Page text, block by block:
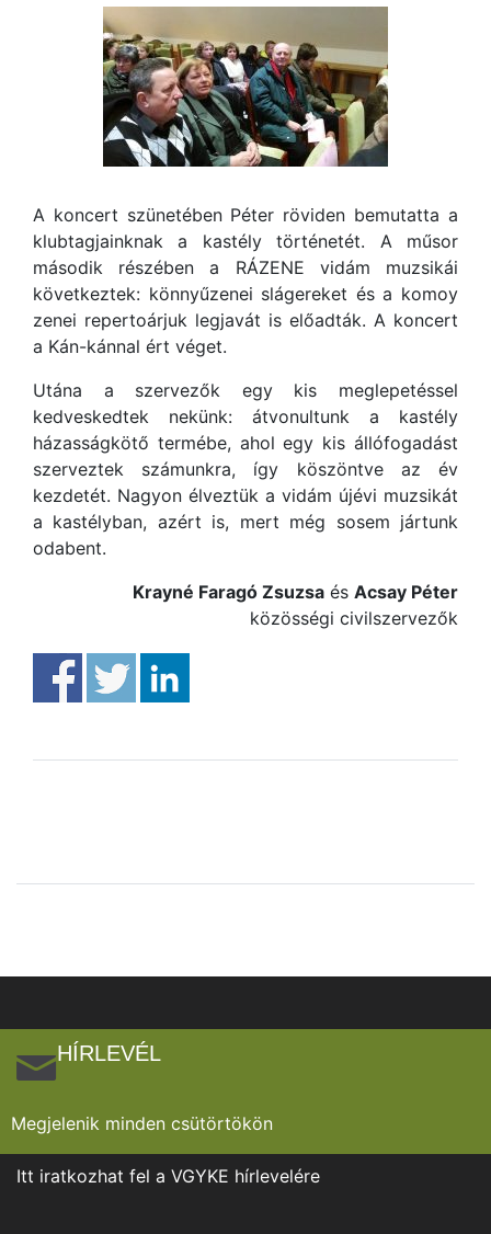
A koncert szünetében Péter röviden bemutatta a
klubtagjainknak a kastély történetét. A műsor
második részében a RÁZENE vidám muzsikái
következtek: könnyűzenei slágereket és a komoy
zenei repertoárjuk legjavát is előadták. A koncert
a Kán-kánnal ért véget.
Utána a szervezők egy kis meglepetéssel
kedveskedtek nekünk: átvonultunk a kastély
házasságkötő termébe, ahol egy kis állófogadást
szerveztek számunkra, így köszöntve az év
kezdetét. Nagyon élveztük a vidám újévi muzsikát
a kastélyban, azért is, mert még sosem jártunk
odabent.
Krayné Faragó Zsuzsa és Acsay Péter
közösségi civilszervezők
HÍRLEVÉL
Megjelenik minden csütörtökön
Itt iratkozhat fel a VGYKE hírlevelére